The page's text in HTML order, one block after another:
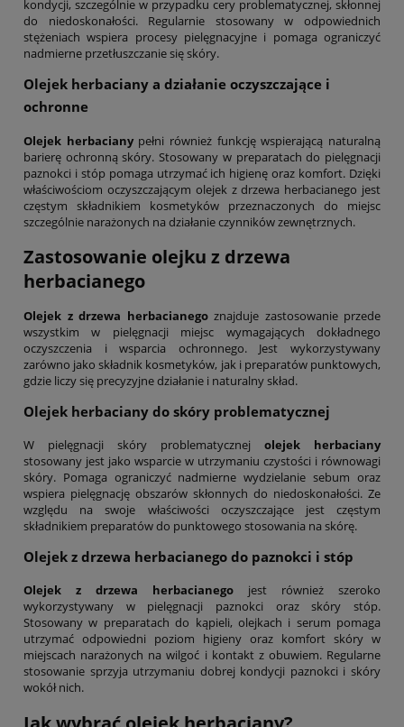
kondycji, szczególnie w przypadku cery problematycznej, skłonnej
do niedoskonałości. Regularnie stosowany w odpowiednich
stężeniach wspiera procesy pielęgnacyjne i pomaga ograniczyć
nadmierne przetłuszczanie się skóry.
Olejek herbaciany a działanie oczyszczające i
ochronne
Olejek herbacianypełni również funkcję wspierającą naturalną
barierę ochronną skóry. Stosowany w preparatach do pielęgnacji
paznokci i stóp pomaga utrzymać ich higienę oraz komfort. Dzięki
właściwościom oczyszczającym olejek z drzewa herbacianego jest
częstym składnikiem kosmetyków przeznaczonych do miejsc
szczególnie narażonych na działanie czynników zewnętrznych.
Zastosowanie olejku z drzewa
herbacianego
Olejek z drzewa herbacianegoznajduje zastosowanie przede
wszystkim w pielęgnacji miejsc wymagających dokładnego
oczyszczenia i wsparcia ochronnego. Jest wykorzystywany
zarówno jako składnik kosmetyków, jak i preparatów punktowych,
gdzie liczy się precyzyjne działanie i naturalny skład.
Olejek herbaciany do skóry problematycznej
W pielęgnacji skóry problematycznej olejek herbaciany
stosowany jest jako wsparcie w utrzymaniu czystości i równowagi
skóry. Pomaga ograniczyć nadmierne wydzielanie sebum oraz
wspiera pielęgnację obszarów skłonnych do niedoskonałości. Ze
względu na swoje właściwości oczyszczające jest częstym
składnikiem preparatów do punktowego stosowania na skórę.
Olejek z drzewa herbacianego do paznokci i stóp
Olejek z drzewa herbacianego jest również szeroko
wykorzystywany w pielęgnacji paznokci oraz skóry stóp.
Stosowany w preparatach do kąpieli, olejkach i serum pomaga
utrzymać odpowiedni poziom higieny oraz komfort skóry w
miejscach narażonych na wilgoć i kontakt z obuwiem. Regularne
stosowanie sprzyja utrzymaniu dobrej kondycji paznokci i skóry
wokół nich.